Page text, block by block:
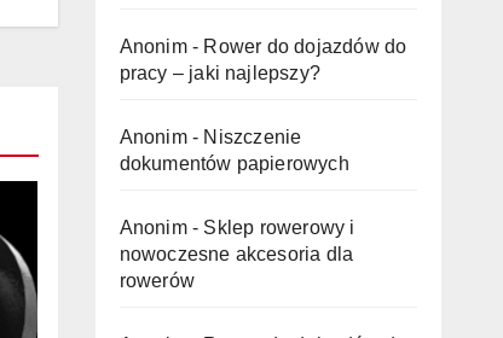
Anonim- Rower do dojazdów do
pracy – jaki najlepszy?
Anonim- Niszczenie
dokumentów papierowych
Anonim- Sklep rowerowy i
nowoczesne akcesoria dla
rowerów